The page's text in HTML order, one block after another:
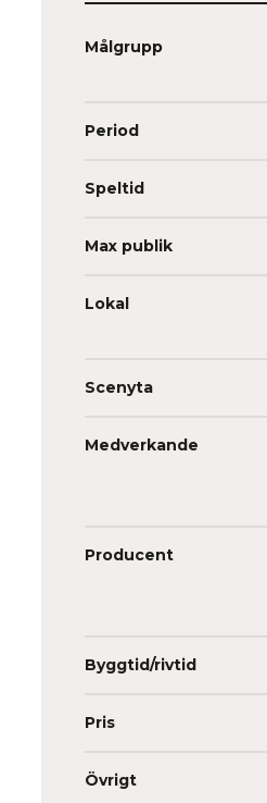
Målgrupp
Period
Speltid
Max publik
Lokal
Scenyta
Medverkande
Producent
Byggtid/rivtid
Pris
Övrigt